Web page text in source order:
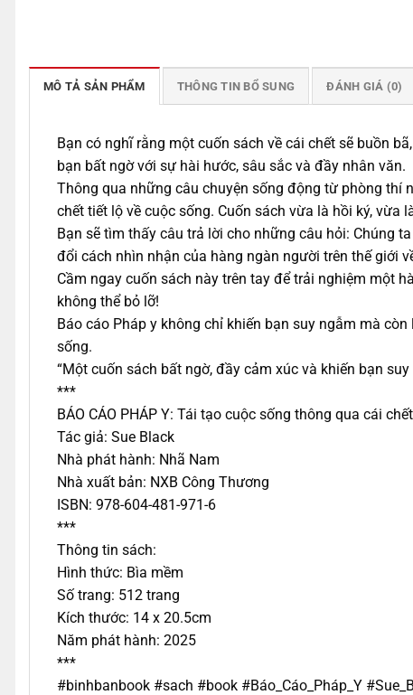
MÔ TẢ SẢN PHẨM THÔNG TIN BỔ SUNG ĐÁNH GIÁ (0)
Bạn có nghĩ rằng một cuốn sách về cái chết sẽ buồn
bạn bất ngờ với sự hài hước, sâu sắc và đầy nhân văn.
Thông qua những câu chuyện sống động từ phòng thí
chết tiết lộ về cuộc sống. Cuốn sách vừa là hồi ký, vừa
Bạn sẽ tìm thấy câu trả lời cho những câu hỏi: Chúng
đổi cách nhìn nhận của hàng ngàn người trên thế giới
Cầm ngay cuốn sách này trên tay để trải nghiệm một
không thể bỏ lỡ!
Báo cáo Pháp y không chỉ khiến bạn suy ngẫm mà
sống.
“Một cuốn sách bất ngờ, đầy cảm xúc và khiến bạn
***
BÁO CÁO PHÁP Y: Tái tạo cuộc sống thông qua cái chết
Tác giả: Sue Black
Nhà phát hành: Nhã Nam
Nhà xuất bản: NXB Công Thương
ISBN: 978-604-481-971-6
***
Thông tin sách:
Hình thức: Bìa mềm
Số trang: 512 trang
Kích thước: 14 x 20.5cm
Năm phát hành: 2025
***
#binhbanbook #sach #book #Báo_Cáo_Pháp_Y